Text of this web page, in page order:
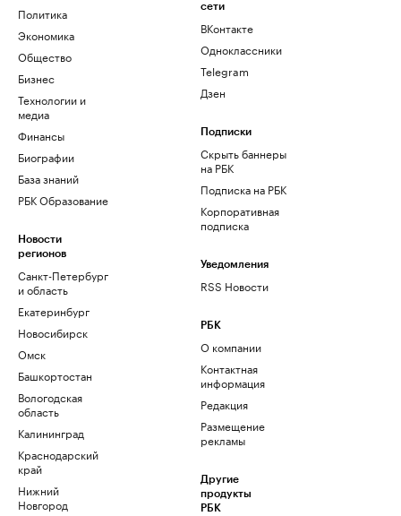
Политика
Экономика
Общество
Бизнес
Технологии и
медиа
Финансы
Биографии
База знаний
РБК Образование
Новости
регионов
Санкт-Петербург
и область
Екатеринбург
Новосибирск
Омск
Башкортостан
Вологодская
область
Калининград
Краснодарский
край
Нижний
Новгород
сети
ВКонтакте
Одноклассники
Telegram
Дзен
Подписки
Скрыть баннеры
на РБК
Подписка на РБК
Корпоративная
подписка
Уведомления
RSS Новости
РБК
О компании
Контактная
информация
Редакция
Размещение
рекламы
Другие
продукты
РБК